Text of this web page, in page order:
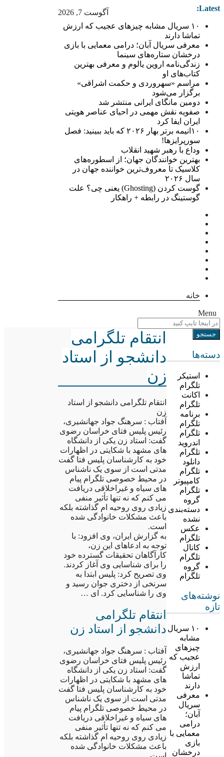
آگوست 7, 2026 Latest:
۱۰ سریال مشابه چیزهای عجیب که ارزش
تماشا دارند
معرفی سریال آبان؛ درامی معمایی با بازی
درخشان ستاره‌های سینما
زندگی‌نامه اروین یالوم و معرفی بهترین
کتاب‌های او
مراسم «سهروردی و حکمت اشراقی»
برگزار می‌شود
دومین مانگای ایرانی منتشر شد
صفویه نقش مهمی در احیای عناصر هویتی
ایران ایفا کرد
۱۰انیمه برتر بهار ۲۰۲۶ که باید ببینید: فصل
سورپرایزها!
وداع با رهبر شهید انقلاب
بهترین خوانندگان جهان؛ از اسطوره‌های
کلاسیک تا معروف‌ترین خواننده جهان در
سال ۲۰۲۶
گوست کردن (Ghosting) یعنی چی؟ علت
گوستینگ در رابطه + راهکار
خانه
Menu
دسته‌ها
استیکر
تلگرام
اکانت
تلگرام
برنامه
تلگرام
تلگرام
اندروید
تلگرام
دانلود
تلگرام
کامپیوتر
تلگرام
گروه
دسته‌بندی
نشده
عکس
تلگرام
کانال
تلگرام
گروه
تلگرام
نوشته‌های
تازه
۱۰ سریال
مشابه
چیزهای
عجیب که
ارزش
تماشا
دارند
معرفی
سریال
آبان؛
درامی
معمایی با
بازی
درخشان
انتقام تلگرامی
دانشجو از استاد
زن
انتقام تلگرامی دانشجو از استاد
زن
آفتاب : سرهنگ جواد جهانشیری،
رئیس پلیس فتای خراسان رضوی
گفت: استاد زن یکی از دانشگاه
های مشهد با شکایتی در اظهارات
خود به کارشناسان پلیس فتا گفت
مدتی است از سوی یک ناشناس
در محیط خصوصی تلگرام پیام
های سیاه و غیراخلاقی دریافت
می کنم که نه تنها تأثیر منفی
زیادی روی روحیه ام گذاشته بلکه
باعث مشکلات خانوادگی شده
است.
به گزارش ایران، وی افزود: با
توجه به ادعاهای این زن،
کارآگاهان تحقیقات گسترده خود
را برای شناسایی وی آغاز کردند.
وی تصریح کرد: پلیس ابتدا به
سرنخی از دختری جوان رسید و
وی را شناسایی کرد. ای …
انتقام تلگرامی
دانشجو از استاد زن
آفتاب : سرهنگ جواد جهانشیری،
رئیس پلیس فتای خراسان رضوی
گفت: استاد زن یکی از دانشگاه
های مشهد با شکایتی در اظهارات
خود به کارشناسان پلیس فتا گفت
مدتی است از سوی یک ناشناس
در محیط خصوصی تلگرام پیام
های سیاه و غیراخلاقی دریافت
می کنم که نه تنها تأثیر منفی
زیادی روی روحیه ام گذاشته بلکه
باعث مشکلات خانوادگی شده